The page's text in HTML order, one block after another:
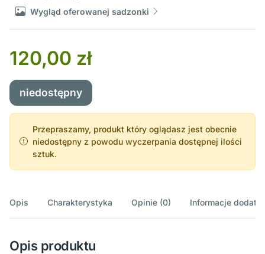
Wygląd oferowanej sadzonki
120,00 zł
niedostępny
Przepraszamy, produkt który oglądasz jest obecnie
niedostępny z powodu wyczerpania dostępnej ilości
sztuk.
Opis Charakterystyka Opinie (0) Informacje
Opis produktu